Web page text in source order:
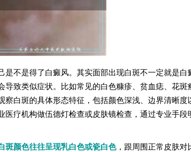
不是得了白癜风。其实面部出现白斑不一定就是白
致类似症状。比如常见的白色糠疹、贫血痣、花斑
白斑的具体形态特征，包括颜色深浅、边界清晰度
疗机构做伍德灯检查或皮肤镜检查，通过专业手段
斑颜色往往呈现乳白色或瓷白色，跟周围正常皮肤对